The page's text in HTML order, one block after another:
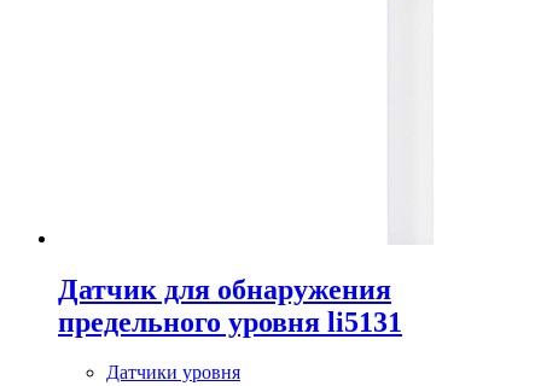
Датчик для обнаружения
предельного уровня li5131
Датчики уровня